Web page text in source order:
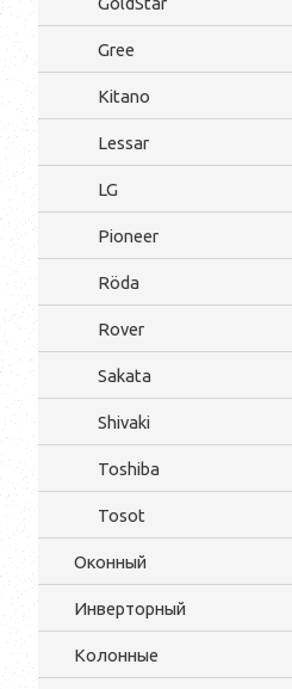
Gree
Kitano
Lessar
LG
Pioneer
Röda
Rover
Sakata
Shivaki
Toshiba
Tosot
Оконный
Инверторный
Колонные